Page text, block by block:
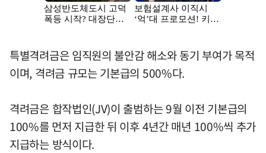
특별격려금은 임직원의 불안감 해소와 동기 부여가 목적
이며, 격려금 규모는 기본급의 500%다.
격려금은 합작법인(JV)이 출범하는 9월 이전 기본급의
100%를 먼저 지급한 뒤 이후 4년간 매년 100%씩 추가
지급하는 방식이다.